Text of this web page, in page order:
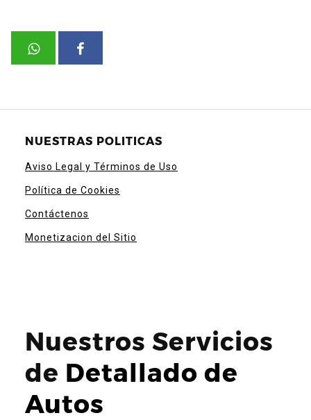
NUESTRAS POLITICAS
Aviso Legal y Términos de Uso
Política de Cookies
Contáctenos
Monetizacion del Sitio
Nuestros Servicios
de Detallado de
Autos